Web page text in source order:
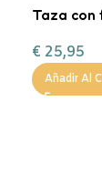
Taza con
se hace
€ 25,95
Añadir Al